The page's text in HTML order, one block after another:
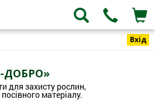
Вхід
ДОБРО»
для захисту рослин,
матеріалу.